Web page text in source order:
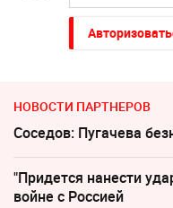
НОВОСТИ ПАРТНЕРОВ
Соседов: Пугачева
"Придется нанести
войне с Россией